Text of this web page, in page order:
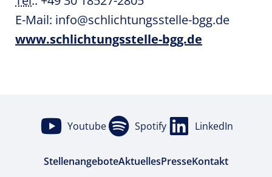
E-Mail: info@schlichtungsstelle-bgg.de
www.schlichtungsstelle-bgg.de
Youtube Spotify LinkedIn
StellenangeboteAktuellesPresseKontakt